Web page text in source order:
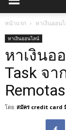
หน้าแรก หาเงินออน
หาเงินออนไลน์
หาเงินอ
Task จา
โดย สมัคร credit card